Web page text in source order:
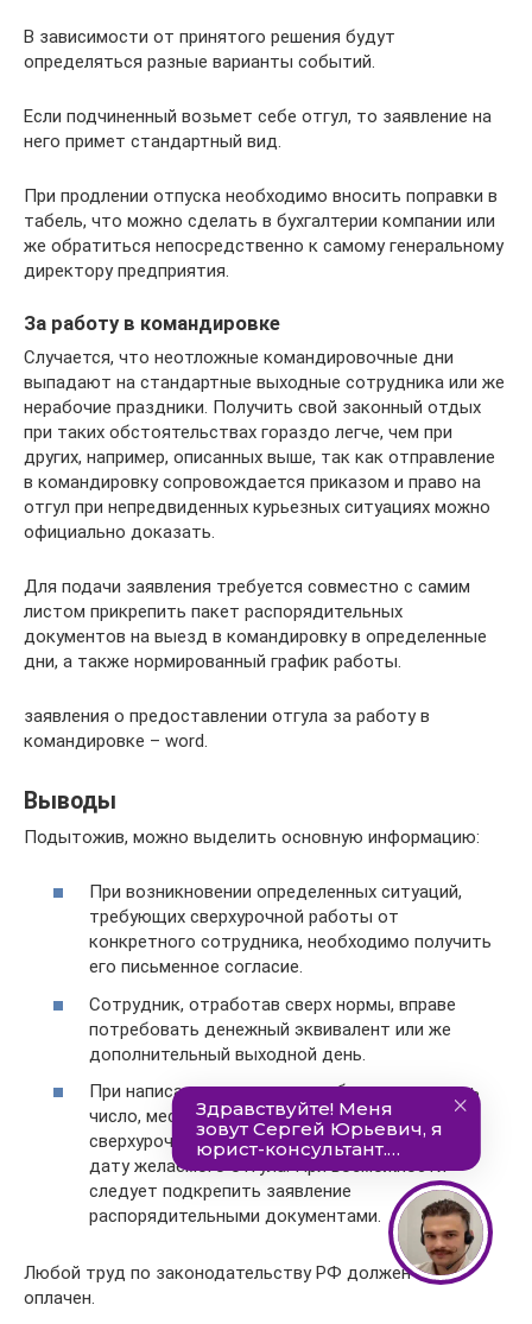
В зависимости от принятого решения будут
определяться разные варианты событий.
Если подчиненный возьмет себе отгул, то заявление на
него примет стандартный вид.
При продлении отпуска необходимо вносить поправки в
табель, что можно сделать в бухгалтерии компании или
же обратиться непосредственно к самому генеральному
директору предприятия.
За работу в командировке
Случается, что неотложные командировочные дни
выпадают на стандартные выходные сотрудника или же
нерабочие праздники. Получить свой законный отдых
при таких обстоятельствах гораздо легче, чем при
других, например, описанных выше, так как отправление
в командировку сопровождается приказом и право на
отгул при непредвиденных курьезных ситуациях можно
официально доказать.
Для подачи заявления требуется совместно с самим
листом прикрепить пакет распорядительных
документов на выезд в командировку в определенные
дни, а также нормированный график работы.
заявления о предоставлении отгула за работу в
командировке – word.
Выводы
Подытожив, можно выделить основную информацию:
При возникновении определенных ситуаций,
требующих сверхурочной работы от
конкретного сотрудника, необходимо получить
его письменное согласие.
Сотрудник, отработав сверх нормы, вправе
потребовать денежный эквивалент или же
дополнительный выходной день.
При написании заявления необходимо указать
число, месяц и год, на которые пришлась
сверхурочная работа. Также стоит отметить
дату желаемого отгула. При возможности
следует подкрепить заявление
распорядительными документами.
Любой труд по законодательству РФ должен быть
оплачен.